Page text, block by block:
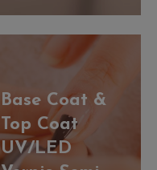
Base Coat &
Top Coat
UV/LED